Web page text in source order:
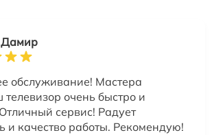
Дамир
обслуживание! Мастера
очень быстро и
сервис! Радует
и качество работы. Рекомендую!